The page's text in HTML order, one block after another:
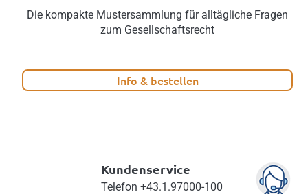
Die kompakte Mustersammlung für alltägliche Fragen
zum Gesellschaftsrecht
Info & bestellen
Kundenservice
Telefon +43.1.97000-100